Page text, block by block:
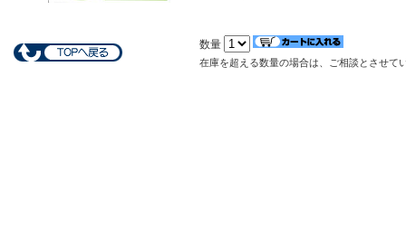
数量
在庫を超える数量の場合は、ご相談とさせて